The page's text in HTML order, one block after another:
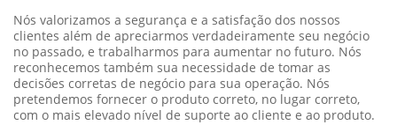
Nós valorizamos a segurança e a satisfação dos nossos
clientes além de apreciarmos verdadeiramente seu negócio
no passado, e trabalharmos para aumentar no futuro. Nós
reconhecemos também sua necessidade de tomar as
decisões corretas de negócio para sua operação. Nós
pretendemos fornecer o produto correto, no lugar correto,
com o mais elevado nível de suporte ao cliente e ao produto.